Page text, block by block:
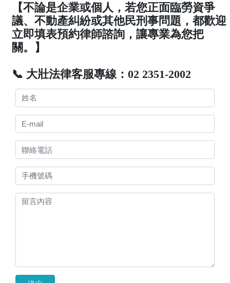
【不論是企業或個人，若您正面臨勞資爭
議、不動產糾紛或其他民刑事問題，都歡迎
立即填表預約律師諮詢，讓專業為您把
關。】
📞 大壯法律客服專線：02 2351-2002